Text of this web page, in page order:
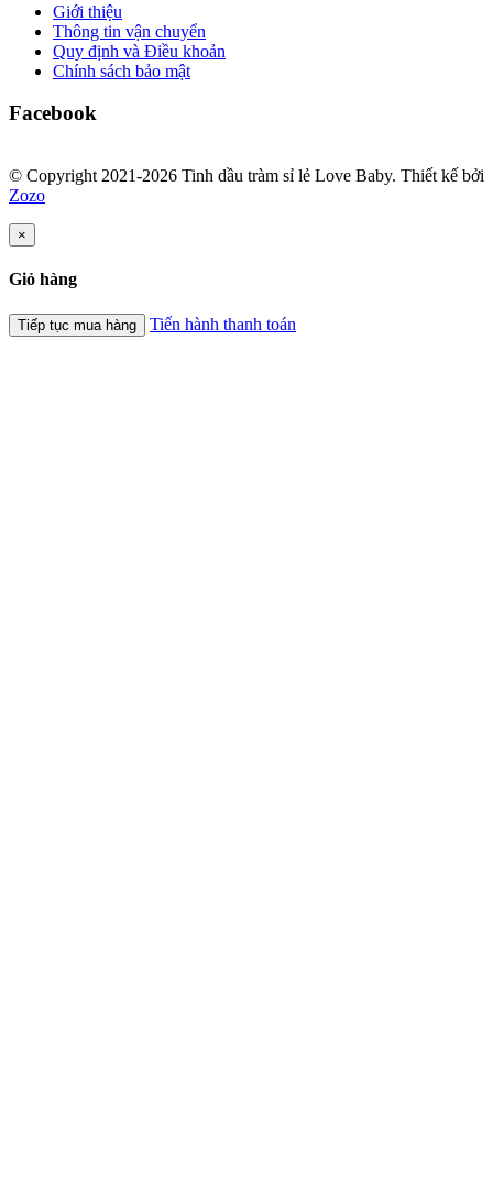
Giới thiệu
Thông tin vận chuyển
Quy định và Điều khoản
Chính sách bảo mật
Facebook
© Copyright 2021-2026 Tinh dầu tràm sỉ lẻ Love Baby. Thiết kế bởi
Zozo
×
Giỏ hàng
Tiếp tục mua hàng Tiến hành thanh toán